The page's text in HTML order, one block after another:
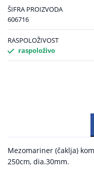
ŠIFRA PROIZVODA
606716
RASPOLOŽIVOST
raspoloživo
Mezomariner (čaklja)
250cm, dia.30mm.